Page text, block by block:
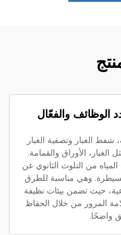
والفعّال
وتصفية الغبار
الأوراق والقمامة.
التلوث الثانوي عن
وهي مناسبة للطرق
تضمن بيئات نظيفة
من خلال الحفاظ